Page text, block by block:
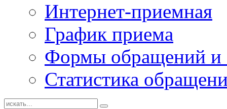
Интернет-приемная
График приема
Формы обращений и
Статистика